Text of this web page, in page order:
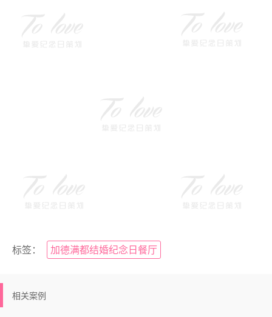
标签： 加德满都结婚纪念日餐厅
相关案例